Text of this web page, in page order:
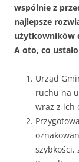
wspólnie z
najlepsze
użytkowników
A oto, co
Urząd
ruchu na
wraz z ich